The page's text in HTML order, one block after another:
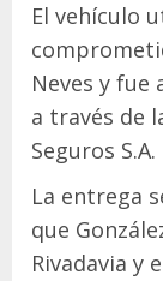
El vehículo
Neves y
a través de
Seguros S.A.
La entrega
que
Rivadavia y